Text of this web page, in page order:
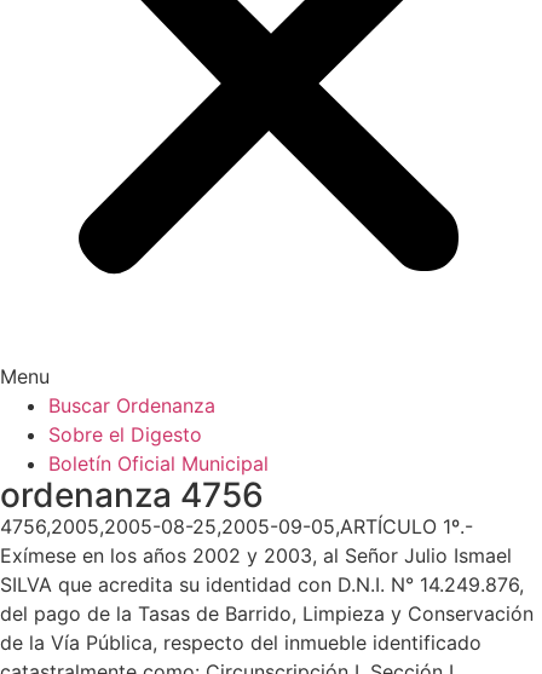
Menu
Buscar Ordenanza
Sobre el Digesto
Boletín Oficial Municipal
ordenanza 4756
4756,2005,2005-08-25,2005-09-05,ARTÍCULO 1º.-
Exímese en los años 2002 y 2003, al Señor Julio Ismael
SILVA que acredita su identidad con D.N.I. N° 14.249.876,
del pago de la Tasas de Barrido, Limpieza y Conservación
de la Vía Pública, respecto del inmueble identificado